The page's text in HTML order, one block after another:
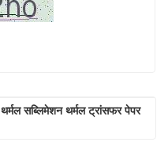
थर्मल सब्लिमेशन थर्मल ट्रांसफर पेपर